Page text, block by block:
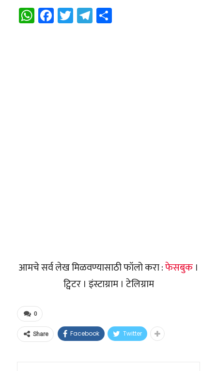
WhatsApp
Facebook
TwitterTelegram
आमचे सर्व लेख मिळवण्यासाठी फॉलो करा :फेसबुक ।
ट्विटर । इंस्टाग्राम । टेलिग्राम
0
Share Facebook Twitter